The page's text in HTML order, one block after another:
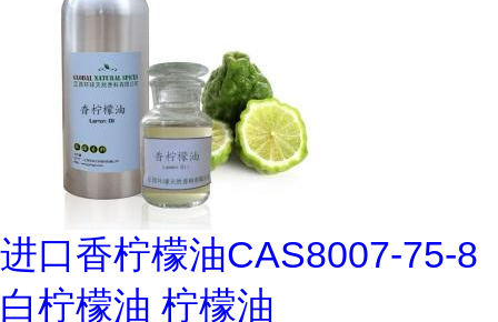
进口香柠檬油CAS8007-75-8
白柠檬油 柠檬油